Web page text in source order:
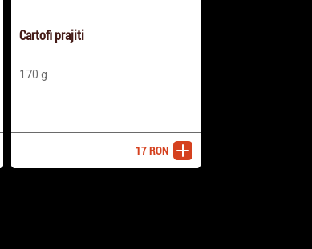
Cartofi prajiti
170 g
adaugă
17RON